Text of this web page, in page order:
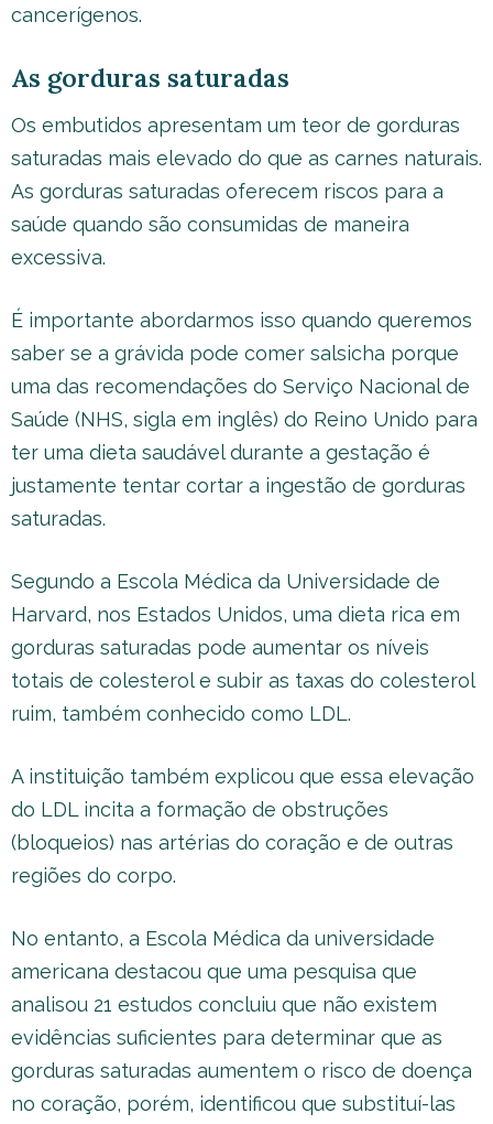
cancerígenos.
As gorduras saturadas
Os embutidos apresentam um teor de gorduras
saturadas mais elevado do que as carnes naturais.
As gorduras saturadas oferecem riscos para a
saúde quando são consumidas de maneira
excessiva.
É importante abordarmos isso quando queremos
saber se a grávida pode comer salsicha porque
uma das recomendações do Serviço Nacional de
Saúde (NHS, sigla em inglês) do Reino Unido para
ter uma dieta saudável durante a gestação é
justamente tentar cortar a ingestão de gorduras
saturadas.
Segundo a Escola Médica da Universidade de
Harvard, nos Estados Unidos, uma dieta rica em
gorduras saturadas pode aumentar os níveis
totais de colesterol e subir as taxas do colesterol
ruim, também conhecido como LDL.
A instituição também explicou que essa elevação
do LDL incita a formação de obstruções
(bloqueios) nas artérias do coração e de outras
regiões do corpo.
No entanto, a Escola Médica da universidade
americana destacou que uma pesquisa que
analisou 21 estudos concluiu que não existem
evidências suficientes para determinar que as
gorduras saturadas aumentem o risco de doença
no coração, porém, identificou que substituí-las